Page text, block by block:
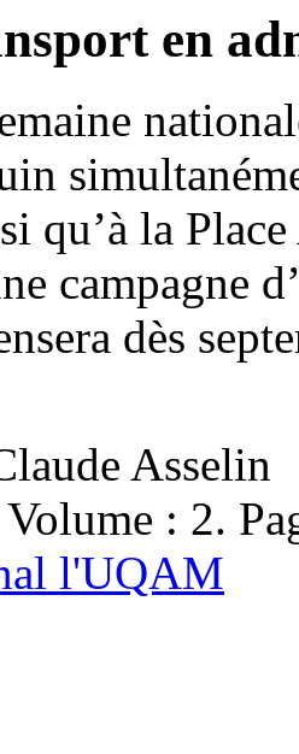
en
qu’à la
campagne
dès
Asselin
: 2.
l'UQAM